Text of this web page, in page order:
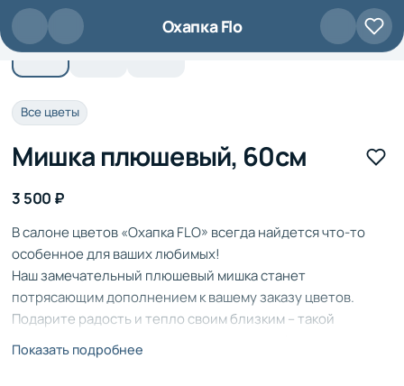
Перейти к основному содержанию
Охапка Flo
Все цветы
Мишка плюшевый, 60см
3 500 ₽
В салоне цветов «Охапка FLO» всегда найдется что-то
особенное для ваших любимых!
Наш замечательный плюшевый мишка станет
потрясающим дополнением к вашему заказу цветов.
Подарите радость и тепло своим близким – такой
сюрприз не оставит никого равнодушным!
Почему именно «Охапка FLO»?
Показать подробнее